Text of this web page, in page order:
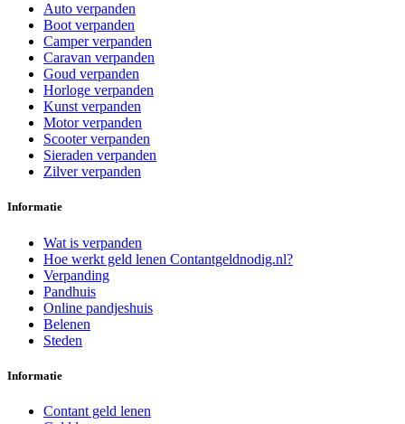
Auto verpanden
Boot verpanden
Camper verpanden
Caravan verpanden
Goud verpanden
Horloge verpanden
Kunst verpanden
Motor verpanden
Scooter verpanden
Sieraden verpanden
Zilver verpanden
Informatie
Wat is verpanden
Hoe werkt geld lenen Contantgeldnodig.nl?
Verpanding
Pandhuis
Online pandjeshuis
Belenen
Steden
Informatie
Contant geld lenen